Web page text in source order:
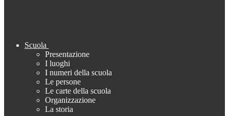
Scuola
Presentazione
I luoghi
I numeri della scuola
Le persone
Le carte della scuola
Organizzazione
La storia